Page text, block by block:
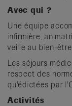
Avec qui ?
Une équipe
infirmière,
veille au bien-
Les séjours
respect des
qu'édictées par
Activités